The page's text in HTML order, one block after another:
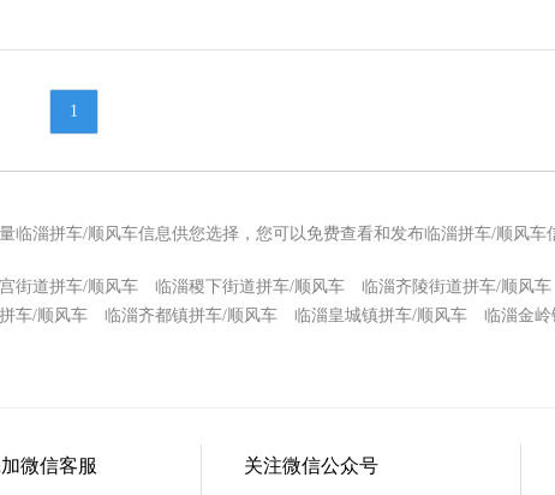
1
淄拼车/顺风车信息供您选择，您可以免费查看和发布临淄拼车/顺风车
街道拼车/顺风车 临淄稷下街道拼车/顺风车 临淄齐陵街道拼车/顺风车
车/顺风车 临淄齐都镇拼车/顺风车 临淄皇城镇拼车/顺风车
临淄金
微信客服 关注微信公众号